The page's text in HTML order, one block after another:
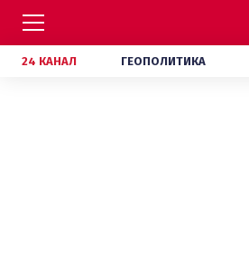
24 КАНАЛ ГЕОПОЛИТИКА